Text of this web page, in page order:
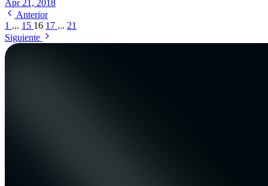
Apr 21, 2018
Anterior
1 ... 15 16 17 ... 21
Siguiente